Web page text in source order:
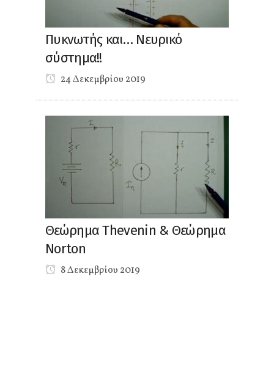
Πυκνωτής και… Νευρικό
σύστημα!!
24 Δεκεμβρίου 2019
Θεώρημα Thevenin & Θεώρημα
Norton
8 Δεκεμβρίου 2019